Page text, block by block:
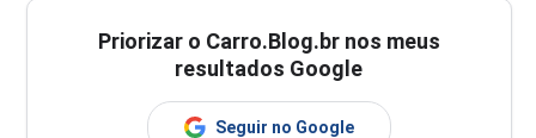
Priorizar o Carro.Blog.br nos meus
resultados Google
Seguir no Google